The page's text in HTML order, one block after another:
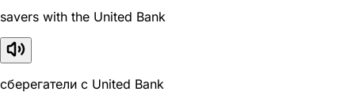
savers with the United Bank
сберегатели с United Bank